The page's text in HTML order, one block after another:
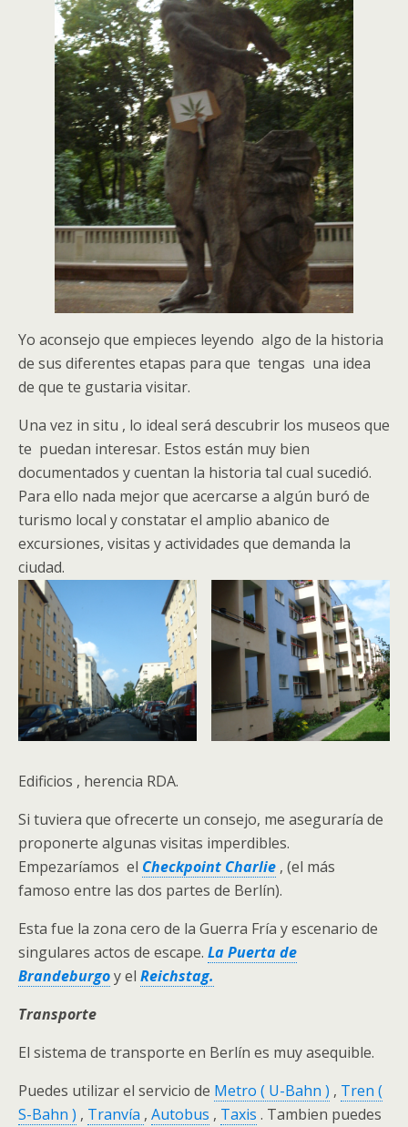
Yo aconsejo que empieces leyendo algo de la historia
de sus diferentes etapas para que tengas una idea
de que te gustaria visitar.
Una vez in situ , lo ideal será descubrir los museos que
te puedan interesar. Estos están muy bien
documentados y cuentan la historia tal cual sucedió.
Para ello nada mejor que acercarse a algún buró de
turismo local y constatar el amplio abanico de
excursiones, visitas y actividades que demanda la
ciudad.
Edificios , herencia RDA.
Si tuviera que ofrecerte un consejo, me aseguraría de
proponerte algunas visitas imperdibles.
Empezaríamos el Checkpoint Charlie , (el más
famoso entre las dos partes de Berlín).
Esta fue la zona cero de la Guerra Fría y escenario de
singulares actos de escape. La Puerta de
Brandeburgoy el Reichstag.
Transporte
El sistema de transporte en Berlín es muy asequible.
Puedes utilizar el servicio de Metro ( U-Bahn ) , Tren (
S-Bahn ) , Tranvía , Autobus , Taxis . Tambien puedes